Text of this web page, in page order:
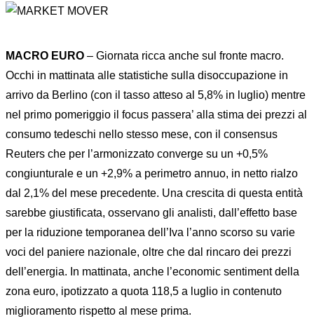
MACRO EURO – Giornata ricca anche sul fronte macro.
Occhi in mattinata alle statistiche sulla disoccupazione in
arrivo da Berlino (con il tasso atteso al 5,8% in luglio) mentre
nel primo pomeriggio il focus passera’ alla stima dei prezzi al
consumo tedeschi nello stesso mese, con il consensus
Reuters che per l’armonizzato converge su un +0,5%
congiunturale e un +2,9% a perimetro annuo, in netto rialzo
dal 2,1% del mese precedente. Una crescita di questa entità
sarebbe giustificata, osservano gli analisti, dall’effetto base
per la riduzione temporanea dell’Iva l’anno scorso su varie
voci del paniere nazionale, oltre che dal rincaro dei prezzi
dell’energia. In mattinata, anche l’economic sentiment della
zona euro, ipotizzato a quota 118,5 a luglio in contenuto
miglioramento rispetto al mese prima.